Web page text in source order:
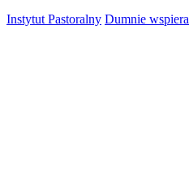
Instytut Pastoralny Dumnie